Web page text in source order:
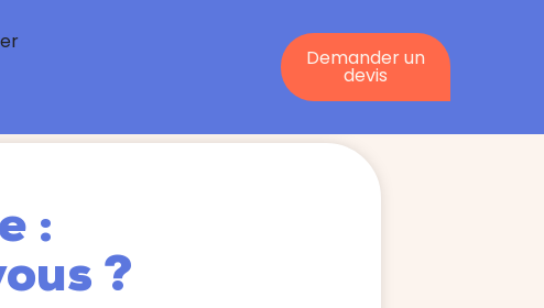
Demander un
devis
:
?